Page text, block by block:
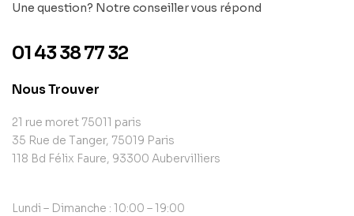
Une question? Notre conseiller vous répond
01 43 38 77 32
Nous Trouver
21 rue moret 75011 paris
35 Rue de Tanger, 75019 Paris
118 Bd Félix Faure, 93300 Aubervilliers
Lundi – Dimanche : 10:00 – 19:00